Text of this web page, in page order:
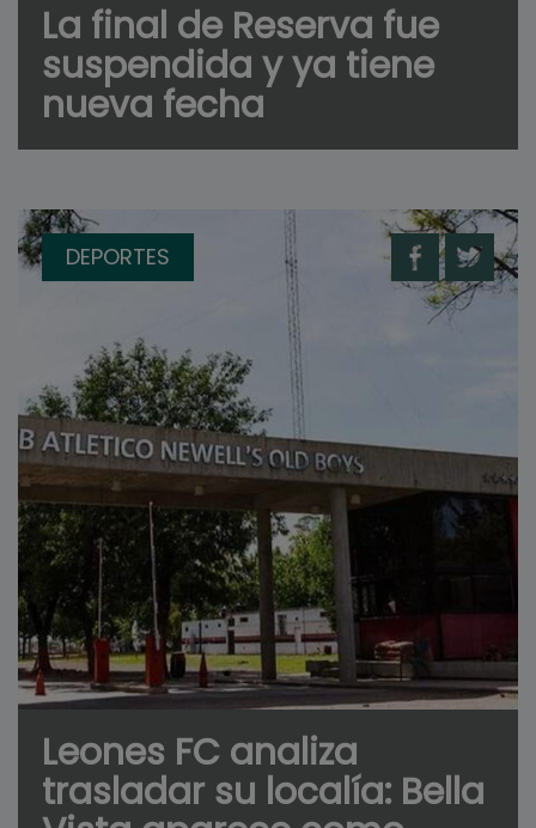
La final de Reserva fue
suspendida y ya tiene
nueva fecha
DEPORTES
Leones FC analiza
trasladar su localía: Bella